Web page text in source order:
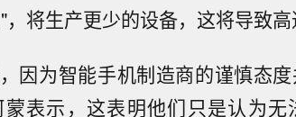
将生产更少的设备，这将导致高
因为智能手机制造商的谨慎态
表示，这表明他们只是认为无